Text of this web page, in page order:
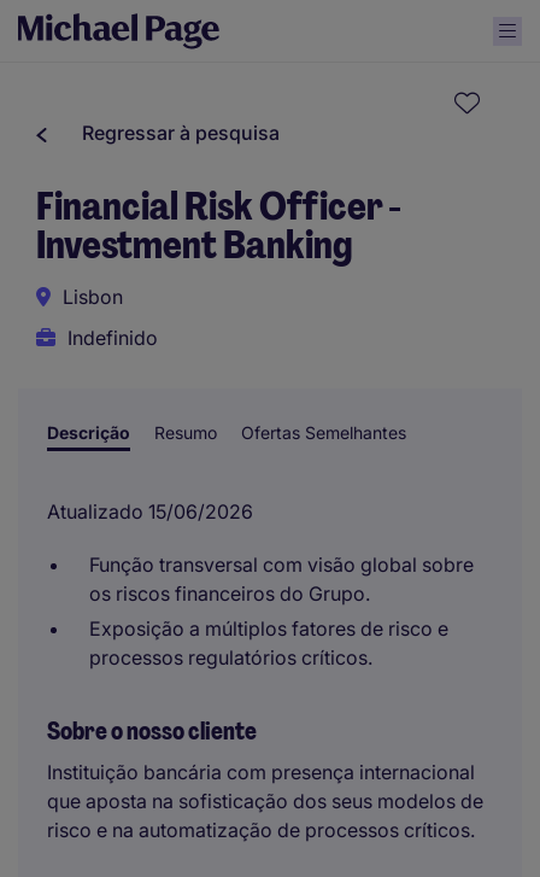
Regressar à pesquisa
Financial Risk Officer -
Investment Banking
Lisbon
Indefinido
Descrição Resumo Ofertas Semelhantes
Atualizado 15/06/2026
Função transversal com visão global sobre
os riscos financeiros do Grupo.
Exposição a múltiplos fatores de risco e
processos regulatórios críticos.
Sobre o nosso cliente
Instituição bancária com presença internacional
que aposta na sofisticação dos seus modelos de
risco e na automatização de processos críticos.